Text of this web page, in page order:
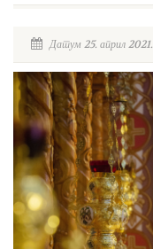
Датум 25. април 2021.